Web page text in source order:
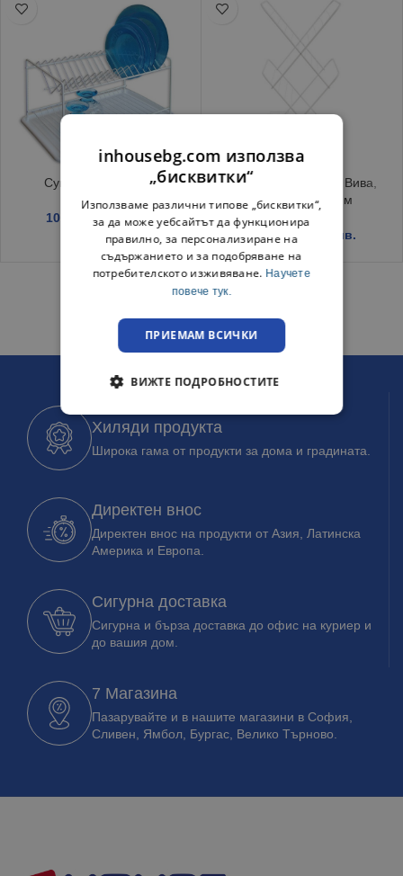
Сушилник за чинии
10.40 / 20.34 лв.
Сушилник за дрехи Вива,
вертикален, 14 м
19.99 € / 39.10 лв.
Хиляди продукта
Широка гама от продукти за дома и градината.
Директен внос
Директен внос на продукти от Азия, Латинска
Америка и Европа.
Сигурна доставка
Сигурна и бърза доставка до офис на куриер и
до вашия дом.
7 Магазина
Пазарувайте и в нашите магазини в София,
Сливен, Ямбол, Бургас, Велико Търново.
inhousebg.com използва
„бисквитки“
Използваме различни типове „бисквитки“,
за да може уебсайтът да функционира
правилно, за персонализиране на
съдържанието и за подобряване на
потребителското изживяване. Научете
повече тук.
ПРИЕМАМ ВСИЧКИ
ВИЖТЕ ПОДРОБНОСТИТЕ